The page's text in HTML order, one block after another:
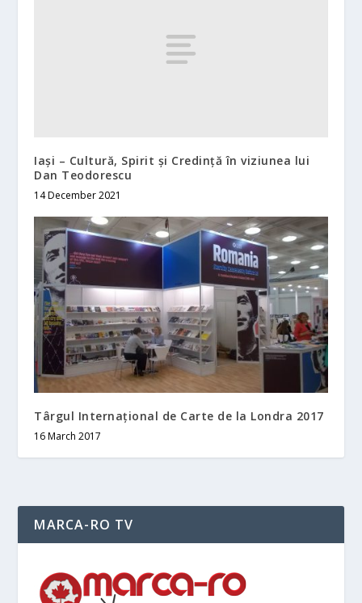
Iași – Cultură, Spirit și Credință în viziunea lui
Dan Teodorescu
14 December 2021
Târgul Internațional de Carte de la Londra 2017
16 March 2017
MARCA-RO TV